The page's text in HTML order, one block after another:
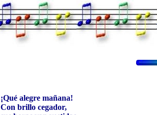
¡Qué alegre mañana!
Con brillo cegador,